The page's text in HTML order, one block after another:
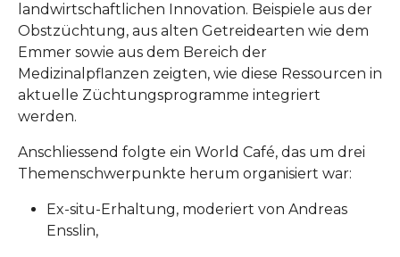
landwirtschaftlichen Innovation. Beispiele aus der
Obstzüchtung, aus alten Getreidearten wie dem
Emmer sowie aus dem Bereich der
Medizinalpflanzen zeigten, wie diese Ressourcen in
aktuelle Züchtungsprogramme integriert
werden.
Anschliessend folgte ein World Café, das um drei
Themenschwerpunkte herum organisiert war:
Ex-situ-Erhaltung, moderiert von Andreas
Ensslin,